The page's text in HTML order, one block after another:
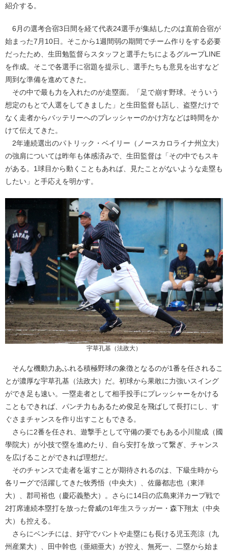
紹介する。
6月の選考合宿3日間を経て代表24選手が集結したのは直前合宿が
始まった7月10日。そこから1週間弱の期間でチーム作りをする必要
だったため、生田勉監督らスタッフと選手たちによるグループLINE
を作成。そこで各選手に宿題を提示し、選手たちも意見を出すなど
周到な準備を進めてきた。
その中で最も力を入れたのが走塁面。「足で崩す野球。そういう
想定のもとで人選をしてきました」と生田監督も話し、盗塁だけで
なく走者からバッテリーへのプレッシャーのかけ方などは時間をか
けて伝えてきた。
2年連続選出のパトリック・ベイリー（ノースカロライナ州立大）
の強肩については昨年も体感済みで、生田監督は「その中でもスキ
がある。1球目から動くこともあれば、見たことがないような走塁も
したい」と手応えを明かす。
宇草孔基（法政大）
そんな機動力あふれる積極野球の象徴となるのが1番を任されるこ
とが濃厚な宇草孔基（法政大）だ。初球から果敢に力強いスイング
ができ足も速い。一塁走者として相手投手にプレッシャーをかける
こともできれば、パンチ力もあるため俊足を飛ばして長打にし、す
ぐさまチャンスを作り出すこともできる。
さらに2番を任され、遊撃手として守備の要でもある小川龍成（國
學院大）が小技で塁を進めたり、自ら安打を放って繋ぎ、チャンス
を広げることができれば理想だ。
そのチャンスで走者を返すことが期待されるのは、下級生時から
各リーグで活躍してきた牧秀悟（中央大）、佐藤都志也（東洋
大）、郡司裕也（慶応義塾大）。さらに14日の広島東洋カープ戦で
2打席連続本塁打を放った脅威の1年生スラッガー・森下翔太（中央
大）も控える。
さらにベンチには、好守でバントや走塁にも長ける児玉亮涼（九
州産業大）、田中幹也（亜細亜大）が控え、無死一、二塁から始ま